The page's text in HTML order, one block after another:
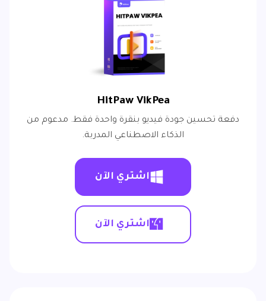
HitPaw VikPea
دفعة تحسين جودة فيديو بنقرة واحدة فقط. مدعوم من
الذكاء الاصطناعي المدربة.
اشتري الآن
اشتري الآن